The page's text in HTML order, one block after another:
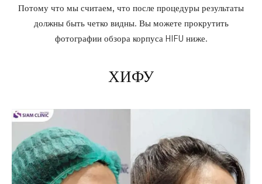
Потому что мы считаем, что после процедуры результаты
должны быть четко видны. Вы можете прокрутить
фотографии обзора корпуса HIFU ниже.
ХИФУ